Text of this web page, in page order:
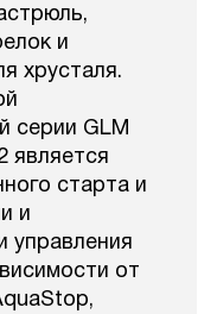
и
хрусталя.
серии GLM
является
старта и
и
управления
от